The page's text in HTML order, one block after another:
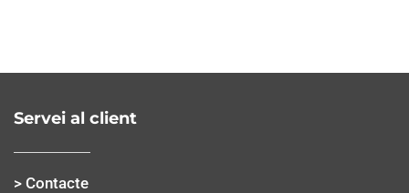
Servei al client
> Contacte